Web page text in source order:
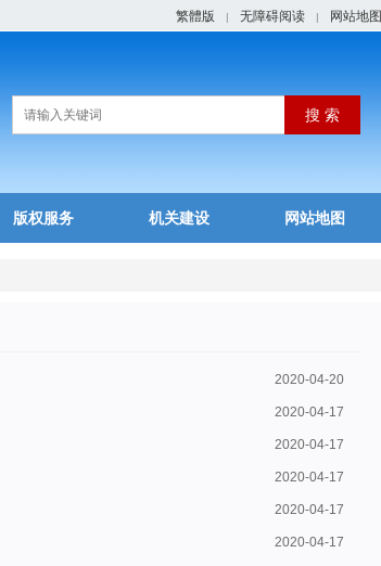
繁體版 | 无障碍阅读 | 网站地图
搜 索
版权服务 机关建设 网站地图
2020-04-20
2020-04-17
2020-04-17
2020-04-17
2020-04-17
2020-04-17